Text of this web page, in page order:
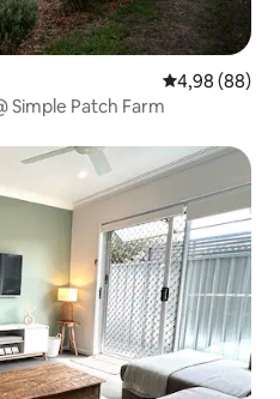
4,98 af 5 í
4,98 (88)
Simple Patch Farm